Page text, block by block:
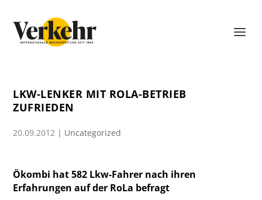
LKW-LENKER MIT ROLA-BETRIEB
ZUFRIEDEN
20.09.2012 | Uncategorized
Ökombi hat 582 Lkw-Fahrer nach ihren
Erfahrungen auf der RoLa befragt